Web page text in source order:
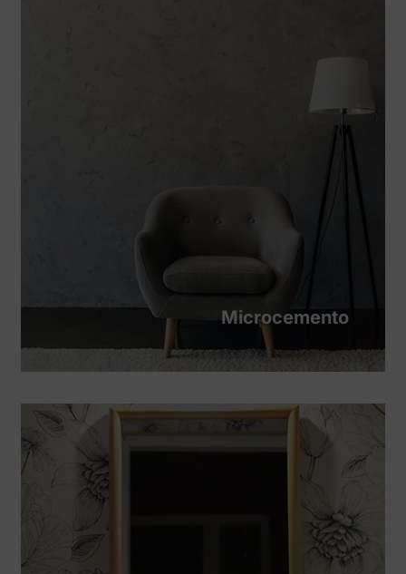
Microcemento